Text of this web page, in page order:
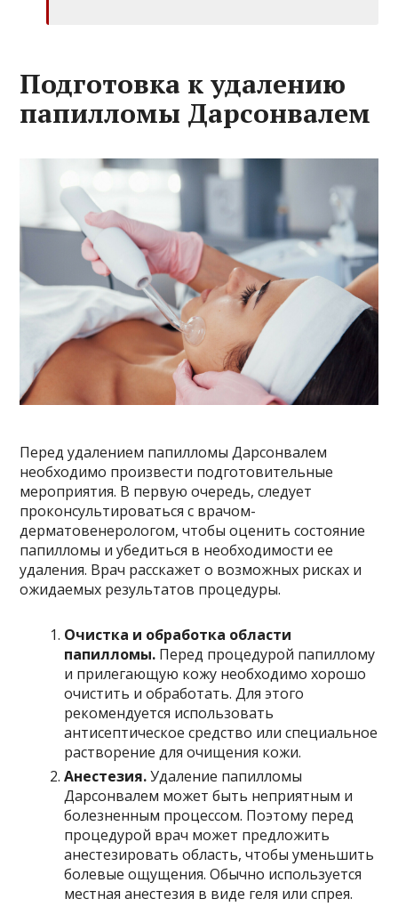
Подготовка к удалению
папилломы Дарсонвалем
Перед удалением папилломы Дарсонвалем
необходимо произвести подготовительные
мероприятия. В первую очередь, следует
проконсультироваться с врачом-
дерматовенерологом, чтобы оценить состояние
папилломы и убедиться в необходимости ее
удаления. Врач расскажет о возможных рисках и
ожидаемых результатов процедуры.
Очистка и обработка области
папилломы. Перед процедурой папиллому
и прилегающую кожу необходимо хорошо
очистить и обработать. Для этого
рекомендуется использовать
антисептическое средство или специальное
растворение для очищения кожи.
Анестезия.Удаление папилломы
Дарсонвалем может быть неприятным и
болезненным процессом. Поэтому перед
процедурой врач может предложить
анестезировать область, чтобы уменьшить
болевые ощущения. Обычно используется
местная анестезия в виде геля или спрея.